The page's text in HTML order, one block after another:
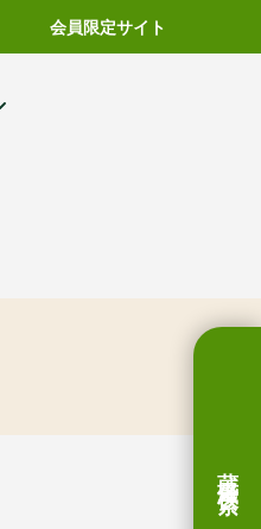
会員限定サイト
蔵書検索